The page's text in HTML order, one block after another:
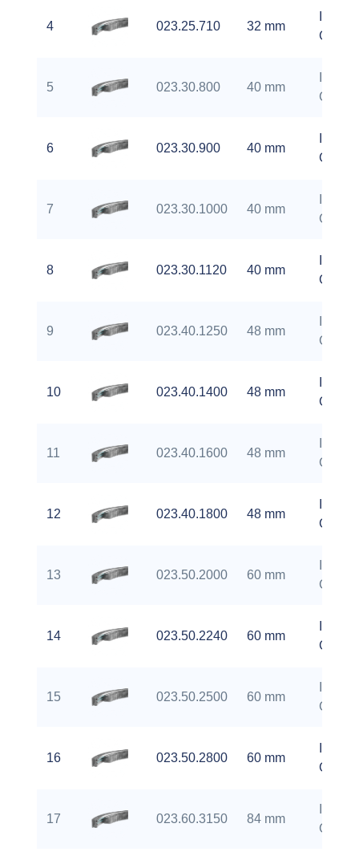
4 023.25.710 32 mm
Gear
5 023.30.800 40 mm
Gear
6 023.30.900 40 mm
Gear
7 023.30.1000 40 mm
Gear
8 023.30.1120 40 mm
Gear
9 023.40.1250 48 mm
Gear
10 023.40.1400 48 mm
Gear
11 023.40.1600 48 mm
Gear
12 023.40.1800 48 mm
Gear
13 023.50.2000 60 mm
Gear
14 023.50.2240 60 mm
Gear
15 023.50.2500 60 mm
Gear
16 023.50.2800 60 mm
Gear
17 023.60.3150 84 mm
Gear